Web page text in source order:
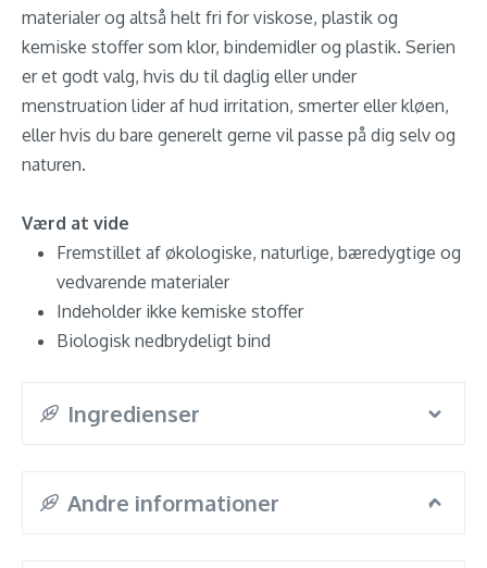
materialer og altså helt fri for viskose, plastik og
kemiske stoffer som klor, bindemidler og plastik. Serien
er et godt valg, hvis du til daglig eller under
menstruation lider af hud irritation, smerter eller kløen,
eller hvis du bare generelt gerne vil passe på dig selv og
naturen.
Værd at vide
Fremstillet af økologiske, naturlige, bæredygtige og
vedvarende materialer
Indeholder ikke kemiske stoffer
Biologisk nedbrydeligt bind
Ingredienser
Andre informationer